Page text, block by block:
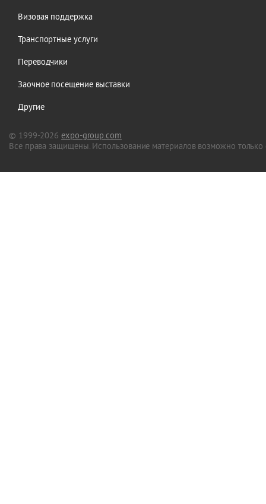
Визовая поддержка
Транспортные услуги
Переводчики
Заочное посещение выставки
Другие
© 1999-2026 expo-group.com
Все права защищены. Использование материалов возможно